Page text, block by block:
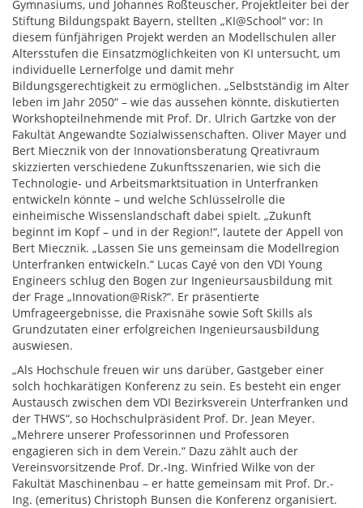
Gymnasiums, und Johannes Roßteuscher, Projektleiter bei der
Stiftung Bildungspakt Bayern, stellten „KI@School“ vor: In
diesem fünfjährigen Projekt werden an Modellschulen aller
Altersstufen die Einsatzmöglichkeiten von KI untersucht, um
individuelle Lernerfolge und damit mehr
Bildungsgerechtigkeit zu ermöglichen. „Selbstständig im Alter
leben im Jahr 2050“ – wie das aussehen könnte, diskutierten
Workshopteilnehmende mit Prof. Dr. Ulrich Gartzke von der
Fakultät Angewandte Sozialwissenschaften. Oliver Mayer und
Bert Miecznik von der Innovationsberatung Qreativraum
skizzierten verschiedene Zukunftsszenarien, wie sich die
Technologie- und Arbeitsmarktsituation in Unterfranken
entwickeln könnte – und welche Schlüsselrolle die
einheimische Wissenslandschaft dabei spielt. „Zukunft
beginnt im Kopf – und in der Region!“, lautete der Appell von
Bert Miecznik. „Lassen Sie uns gemeinsam die Modellregion
Unterfranken entwickeln.“ Lucas Cayé von den VDI Young
Engineers schlug den Bogen zur Ingenieursausbildung mit
der Frage „Innovation@Risk?“. Er präsentierte
Umfrageergebnisse, die Praxisnähe sowie Soft Skills als
Grundzutaten einer erfolgreichen Ingenieursausbildung
auswiesen.
„Als Hochschule freuen wir uns darüber, Gastgeber einer
solch hochkarätigen Konferenz zu sein. Es besteht ein enger
Austausch zwischen dem VDI Bezirksverein Unterfranken und
der THWS“, so Hochschulpräsident Prof. Dr. Jean Meyer.
„Mehrere unserer Professorinnen und Professoren
engagieren sich in dem Verein.“ Dazu zählt auch der
Vereinsvorsitzende Prof. Dr.-Ing. Winfried Wilke von der
Fakultät Maschinenbau – er hatte gemeinsam mit Prof. Dr.-
Ing. (emeritus) Christoph Bunsen die Konferenz organisiert.